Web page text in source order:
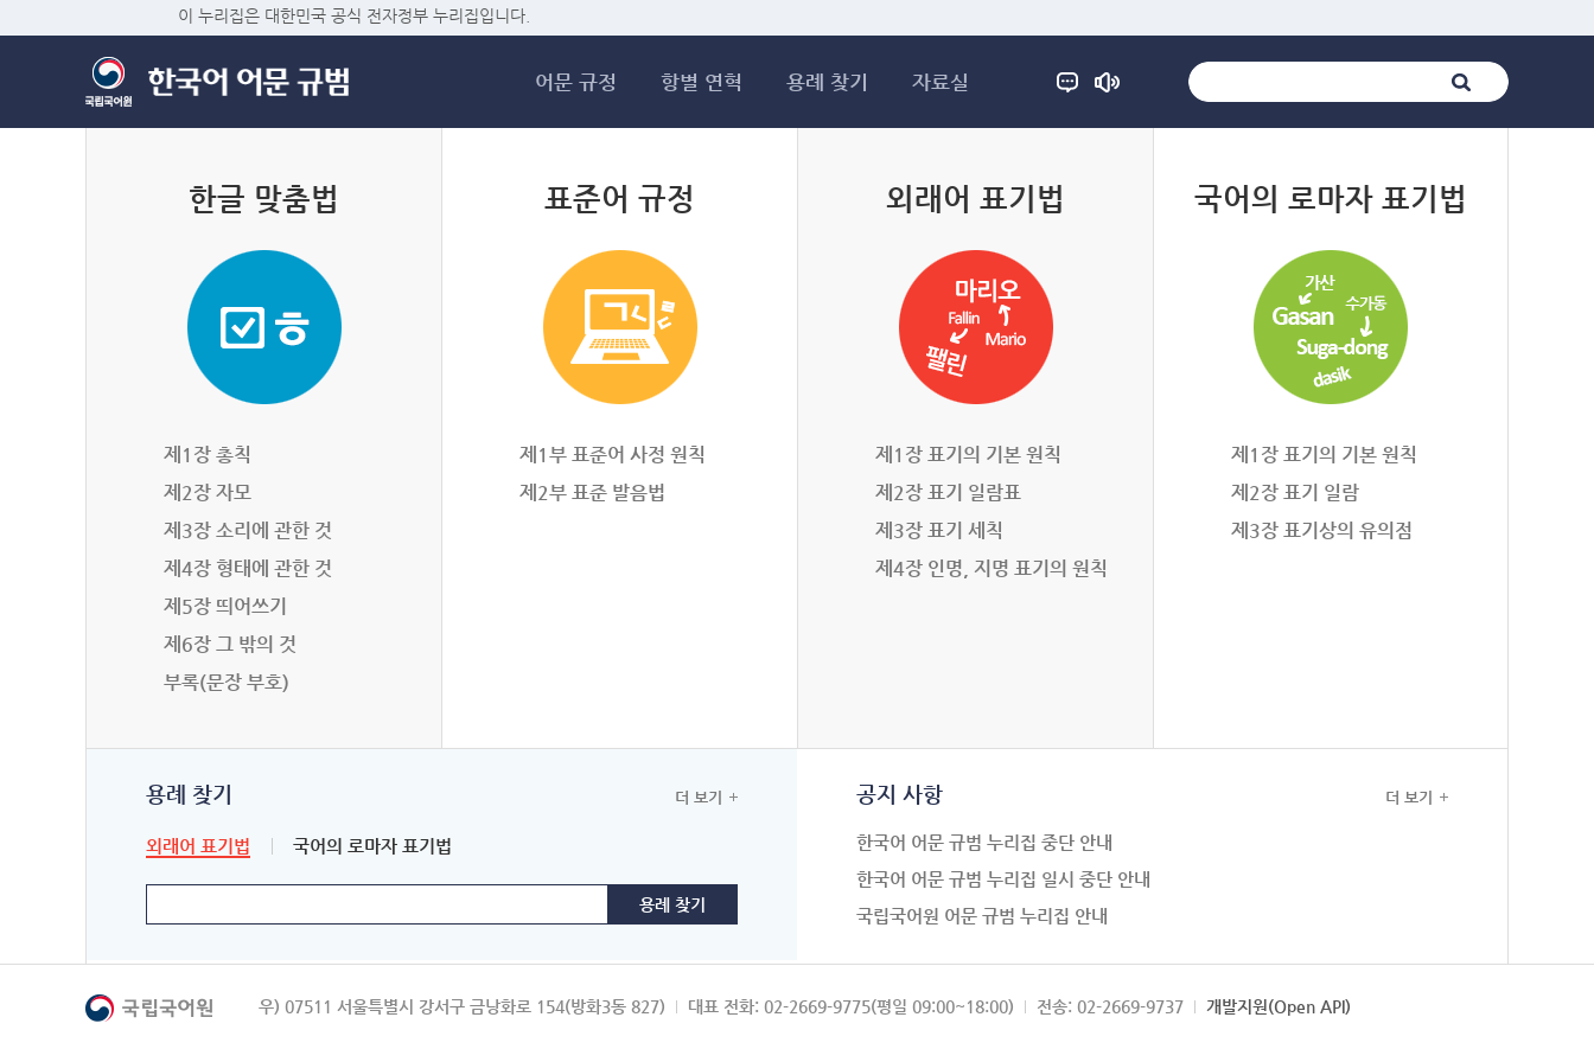
이 누리집은 대한민국 공식 전자정부 누리집입니다.
어문 규정 항별 연혁 용례 찾기 자료실
한글 맞춤법
제1장 총칙
제2장 자모
제3장 소리에 관한 것
제4장 형태에 관한 것
제5장 띄어쓰기
제6장 그 밖의 것
부록(문장 부호)
표준어 규정
제1부 표준어 사정 원칙
제2부 표준 발음법
외래어 표기법
제1장 표기의 기본 원칙
제2장 표기 일람표
제3장 표기 세칙
제4장 인명, 지명 표기의 원칙
국어의 로마자 표기법
제1장 표기의 기본 원칙
제2장 표기 일람
제3장 표기상의 유의점
용례 찾기
외래어 표기법 국어의 로마자 표기법
더 보기 공지 사항
한국어 어문 규범 누리집 중단 안내
한국어 어문 규범 누리집 일시 중단 안내
국립국어원 어문 규범 누리집 안내
더 보기
우) 07511 서울특별시 강서구 금낭화로 154(방화3동 827) 대표 전화: 02-2669-9775(평일 09:00~18:00) 전송: 02-2669-9737 개발지원(Open API)